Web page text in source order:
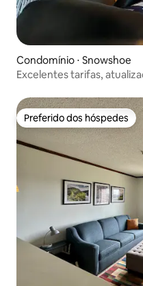
Condomínio ⋅ Snowshoe
Excelentes tarifas,
Preferido dos hóspedes
Preferido dos hóspedes